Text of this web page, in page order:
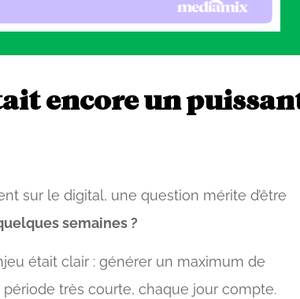
encore un
sur le digital, une question mérite d’être
semaines ?
était clair : générer un maximum de
très courte, chaque jour compte.